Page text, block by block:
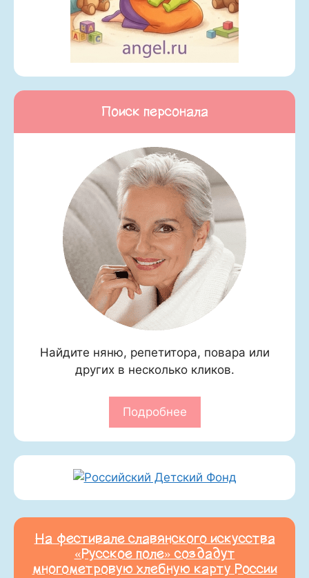
Поиск персонала
Найдите няню, репетитора, повара или
других в несколько кликов.
Подробнее
На фестивале славянского искусства
«Русское поле» создадут
многометровую хлебную карту России